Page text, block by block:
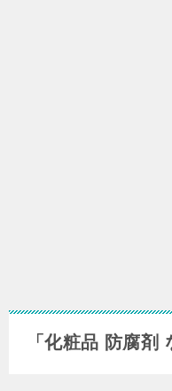
「化粧品 防腐剤